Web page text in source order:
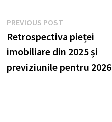
Post
navigation
PREVIOUS POSTPrevious
post:
Retrospectiva pieței
imobiliare din 2025 și
previziunile pentru 2026